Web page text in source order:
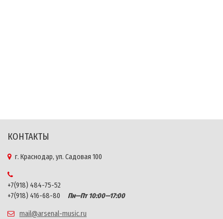
КОНТАКТЫ
г. Краснодар, ул. Садовая 100
+7(918) 484-75-52
+7(918) 416-68-80
Пн—Пт 10:00—17:00
mail@arsenal-music.ru